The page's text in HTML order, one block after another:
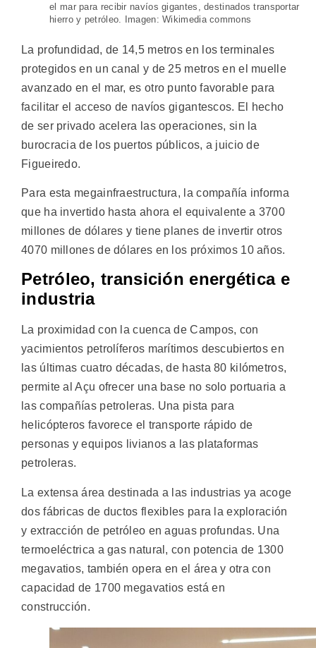
el mar para recibir navíos gigantes, destinados transportar
hierro y petróleo. Imagen: Wikimedia commons
La profundidad, de 14,5 metros en los terminales
protegidos en un canal y de 25 metros en el muelle
avanzado en el mar, es otro punto favorable para
facilitar el acceso de navíos gigantescos. El hecho
de ser privado acelera las operaciones, sin la
burocracia de los puertos públicos, a juicio de
Figueiredo.
Para esta megainfraestructura, la compañía informa
que ha invertido hasta ahora el equivalente a 3700
millones de dólares y tiene planes de invertir otros
4070 millones de dólares en los próximos 10 años.
Petróleo, transición energética e
industria
La proximidad con la cuenca de Campos, con
yacimientos petrolíferos marítimos descubiertos en
las últimas cuatro décadas, de hasta 80 kilómetros,
permite al Açu ofrecer una base no solo portuaria a
las compañías petroleras. Una pista para
helicópteros favorece el transporte rápido de
personas y equipos livianos a las plataformas
petroleras.
La extensa área destinada a las industrias ya acoge
dos fábricas de ductos flexibles para la exploración
y extracción de petróleo en aguas profundas. Una
termoeléctrica a gas natural, con potencia de 1300
megavatios, también opera en el área y otra con
capacidad de 1700 megavatios está en
construcción.